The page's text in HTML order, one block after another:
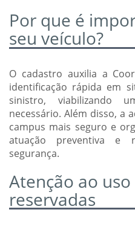
Por que é
seu veículo?
O cadastro auxilia a
identificação rápida em
sinistro, viabilizando
necessário. Além disso, a
campus mais seguro e
atuação preventiva e
segurança.
Atenção ao uso
reservadas